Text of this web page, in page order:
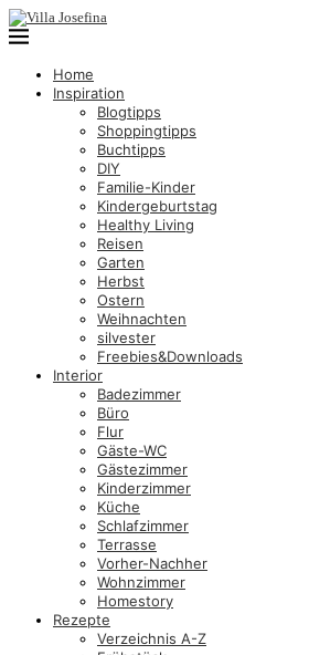
Home
Inspiration
Blogtipps
Shoppingtipps
Buchtipps
DIY
Familie-Kinder
Kindergeburtstag
Healthy Living
Reisen
Garten
Herbst
Ostern
Weihnachten
silvester
Freebies&Downloads
Interior
Badezimmer
Büro
Flur
Gäste-WC
Gästezimmer
Kinderzimmer
Küche
Schlafzimmer
Terrasse
Vorher-Nachher
Wohnzimmer
Homestory
Rezepte
Verzeichnis A-Z